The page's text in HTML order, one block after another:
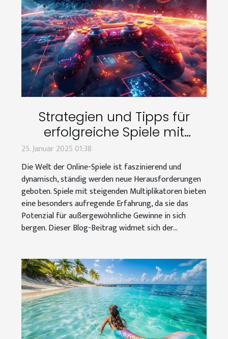
Strategien und Tipps für
erfolgreiche Spiele mit
steigenden Multiplikatoren
25. Januar 2025 01:38
Die Welt der Online-Spiele ist faszinierend und
dynamisch, ständig werden neue Herausforderungen
geboten. Spiele mit steigenden Multiplikatoren bieten
eine besonders aufregende Erfahrung, da sie das
Potenzial für außergewöhnliche Gewinne in sich
bergen. Dieser Blog-Beitrag widmet sich der...